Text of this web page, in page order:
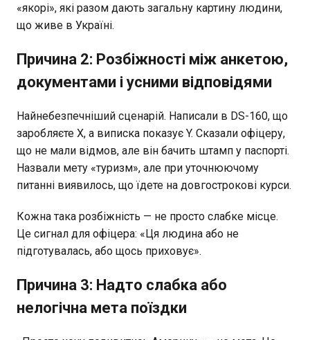
«якорі», які разом дають загальну картину людини,
що живе в Україні.
Причина 2: Розбіжності між анкетою,
документами і усними відповідями
Найнебезпечніший сценарій. Написали в DS-160, що
заробляєте X, а виписка показує Y. Сказали офіцеру,
що не мали відмов, але він бачить штамп у паспорті.
Назвали мету «туризм», але при уточнюючому
питанні виявилось, що їдете на довгострокові курси.
Кожна така розбіжність — не просто слабке місце.
Це сигнал для офіцера: «Ця людина або не
підготувалась, або щось приховує».
Причина 3: Надто слабка або
нелогічна мета поїздки